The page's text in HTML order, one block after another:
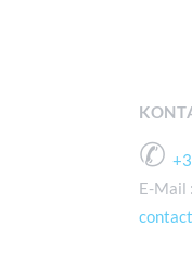
✆
E-Mail :